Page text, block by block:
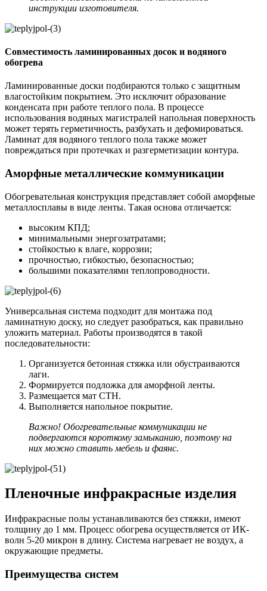
инструкции изготовителя.
Совместимость ламинированных досок и водяного
обогрева
Ламинированные доски подбираются только с защитным
влагостойким покрытием. Это исключит образование
конденсата при работе теплого пола. В процессе
использования водяных магистралей напольная поверхность
может терять герметичность, разбухать и дефомироваться.
Ламинат для водяного теплого пола также может
повреждаться при протечках и разгерметизации контура.
Аморфные металлические коммуникации
Обогревательная конструкция представляет собой аморфные
металлосплавы в виде ленты. Такая основа отличается:
высоким КПД;
минимальными энергозатратами;
стойкостью к влаге, коррозии;
прочностью, гибкостью, безопасностью;
большими показателями теплопроводности.
Универсальная система подходит для монтажа под
ламинатную доску, но следует разобраться, как правильно
уложить материал. Работы производятся в такой
последовательности:
Организуется бетонная стяжка или обустраиваются
лаги.
Формируется подложка для аморфной ленты.
Размещается мат СТН.
Выполняется напольное покрытие.
Важно! Обогревательные коммуникации не
подвергаются короткому замыканию, поэтому на
них можно ставить мебель и фаянс.
Пленочные инфракрасные изделия
Инфракрасные полы устанавливаются без стяжки, имеют
толщину до 1 мм. Процесс обогрева осуществляется от ИК-
волн 5-20 микрон в длину. Система нагревает не воздух, а
окружающие предметы.
Преимущества систем